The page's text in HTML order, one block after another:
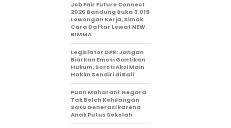
Job Fair Future Connect
2026 Bandung Buka 3.019
Lowongan Kerja, Simak
Cara Daftar Lewat NEW
BIMMA
Legislator DPR: Jangan
Biarkan Emosi Gantikan
Hukum, Soroti Aksi Main
Hakim Sendiri di Bali
Puan Maharani: Negara
Tak Boleh Kehilangan
Satu Generasi karena
Anak Putus Sekolah